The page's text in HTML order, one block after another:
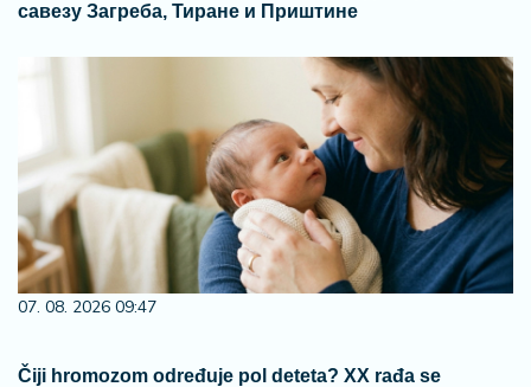
савезу Загреба, Тиране и Приштине
07. 08. 2026 09:47
Čiji hromozom određuje pol deteta? XX rađa se